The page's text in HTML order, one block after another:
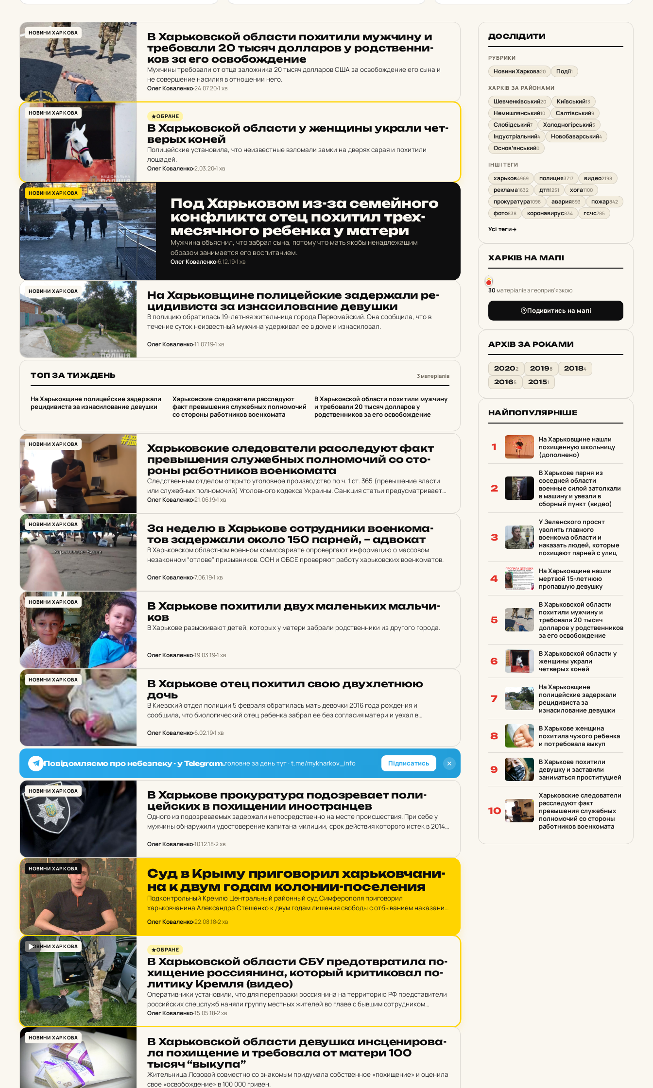
НОВИНИ ХАРКОВА
В Харь­ков­ской об­лас­ти по­хи­ти­ли муж­чи­ну и
тре­бо­ва­ли 20 тысяч дол­ла­ров у род­ствен­ни­
ков за его ос­во­бож­де­ние
Мужчины требовали от отца заложника 20 тысяч долларов США за освобождение его сына и
не совершение насилия в отношении него.
Олег Коваленко24.07.201 хв
НОВИНИ ХАРКОВА ОБРАНЕ
В Харь­ков­ской об­лас­ти у жен­щины украли чет­
верых коней
Полицейские установила, что неизвестные взломали замки на дверях сарая и похитили
лошадей.
Олег Коваленко2.03.201 хв
НОВИНИ ХАРКОВА
Под Харь­ко­вом из-за се­мей­но­го
кон­флик­та отец по­хи­тил трех­
ме­сяч­но­го ре­бен­ка у матери
Мужчина объяснил, что забрал сына, потому что мать якобы ненадлежащим
образом занимается его воспитанием.
Олег Коваленко 6.12.191 хв
НОВИНИ ХАРКОВА
На Харь­ков­щи­не по­ли­цей­ские за­дер­жа­ли ре­
ци­ди­вис­та за из­на­си­ло­ва­ние де­вуш­ки
В полицию обратилась 19-летняя жительница города Первомайский. Она сообщила, что в
течение суток неизвестный мужчина удерживал ее в доме и изнасиловал.
Олег Коваленко11.07.191 хв
ТОП ЗА ТИЖДЕНЬ 3 матеріалів
1
На Харьковщине полицейские задержали
рецидивиста за изнасилование девушки
2
Харьковские следователи расследуют
факт превышения служебных полномочий
со стороны работников военкомата
3
В Харьковской области похитили мужчину
и требовали 20 тысяч долларов у
родственников за его освобождение
НОВИНИ ХАРКОВА
Харь­ков­ские сле­до­ва­те­ли рас­сле­ду­ют факт
прев­ыше­ния слу­жебных пол­но­мо­чий со сто­
роны ра­бот­ни­ков во­ен­ко­ма­та
Следственным отделом открыто уголовное производство по ч. 1 ст. 365 (превышение власти
или служебных полномочий) Уголовного кодекса Украины. Санкция статьи предусматривает
ограничение свободы на срок до 5 лет или лишения…
Олег Коваленко21.06.191 хв
НОВИНИ ХАРКОВА
За неделю в Харь­ко­ве сот­руд­ни­ки во­ен­ко­ма­
тов за­дер­жа­ли около 150 парней, – ад­во­кат
В Харьковском областном военном комиссариате опровергают информацию о массовом
незаконном “отлове” призывников. ООН и ОБСЕ проверяют работу харьковских военкоматов.
Олег Коваленко7.06.191 хв
НОВИНИ ХАРКОВА
В Харь­ко­ве по­хи­ти­ли двух ма­лень­ких маль­чи­
ков
В Харькове разыскивают детей, которых у матери забрали родственники из другого города.
Олег Коваленко19.03.191 хв
НОВИНИ ХАРКОВА
В Харь­ко­ве отец по­хи­тил свою двух­лет­нюю
дочь
В Киевский отдел полиции 5 февраля обратилась мать девочки 2016 года рождения и
сообщила, что биологический отец ребенка забрал ее без согласия матери и уехал в
Олег Коваленко6.02.191 хв
✕
Повідомляємо про небезпеку - у Telegram.головне за день тут · t.me/mykharkov_info Підписатись
НОВИНИ ХАРКОВА
В Харь­ко­ве про­ку­ра­ту­ра по­доз­ре­ва­ет по­ли­
цей­ских в по­хи­ще­нии инос­тран­цев
Одного из подозреваемых задержали непосредственно на месте происшествия. При себе у
мужчины обнаружили удостоверение капитана милиции, срок действия которого истек в 2014
Олег Коваленко10.12.182 хв
НОВИНИ ХАРКОВА
Суд в Крыму при­го­во­рил харь­ков­ча­ни­
на к двум годам ко­ло­нии-по­се­ле­ния
Подконтрольный Кремлю Центральный районный суд Симферополя приговорил
харьковчанина Александра Стешенко к двум годам лишения свободы с отбыванием наказания
в колонии-поселении. Об этом сообщает пресс-служба ФСБ России по Крыму и Севастополю.
Олег Коваленко22.08.182 хв
НОВИНИ ХАРКОВА ОБРАНЕ
В Харь­ков­ской об­лас­ти СБУ пре­д­от­вра­ти­ла по­
хи­ще­ние рос­си­я­ни­на, ко­торый кри­ти­ко­вал по­
ли­ти­ку Кремля (видео)
Оперативники установили, что для переправки россиянина на территорию РФ представители
российских спецслужб наняли группу местных жителей во главе с бывшим сотрудником
милиции.
Олег Коваленко15.05.182 хв
НОВИНИ ХАРКОВА
В Харь­ков­ской об­лас­ти де­вуш­ка ин­сце­ни­ро­ва­
ла по­хи­ще­ние и тре­бо­ва­ла от матери 100
тысяч “выкупа”
Жительница Лозовой совместно со знакомым придумала собственное «похищение» и оценила
свое «освобождение» в 100 000 гривен.
ДОСЛІДИТИ
РУБРИКИ
Новини Харкова20 Події1
ХАРКІВ ЗА РАЙОНАМИ
Шевченківський20 Київський13
Немишлянський10 Салтівський9
Слобідський7 Холодногірський5
Індустріальний4 Новобаварський4
Основ’янський0
ІНШІ ТЕГИ
харьков4969 полиция3717 видео2198
реклама1632 дтп1251 хога1100
прокуратура1098 авария893 пожар842
фото838 коронавирус834 гсчс785
Усі теги
ХАРКІВ НА МАПІ
30матеріалів з геоприв'язкою
Подивитись на мапі
АРХІВ ЗА РОКАМИ
20202 20198 20184
20165 20151
НАЙПОПУЛЯРНІШЕ
1
На Харьковщине нашли
похищенную школьницу
(дополнено)
2
В Харькове парня из
соседней области
военные силой затолкали
в машину и увезли в
сборный пункт (видео)
3
У Зеленского просят
уволить главного
военкома области и
наказать людей, которые
похищают парней с улиц
4
На Харьковщине нашли
мертвой 15-летнюю
пропавшую девушку
5
В Харьковской области
похитили мужчину и
требовали 20 тысяч
долларов у родственников
за его освобождение
6
В Харьковской области у
женщины украли
четверых коней
7
На Харьковщине
полицейские задержали
рецидивиста за
изнасилование девушки
8
В Харькове женщина
похитила чужого ребенка
и потребовала выкуп
9
В Харькове похитили
девушку и заставили
заниматься проституцией
10
Харьковские следователи
расследуют факт
превышения служебных
полномочий со стороны
работников военкомата